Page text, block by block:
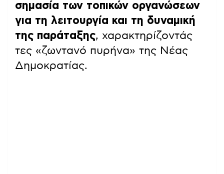
σημασία των τοπικών οργανώσεων
για τη λειτουργία και τη δυναμική
της παράταξης, χαρακτηρίζοντάς
τες «ζωντανό πυρήνα» της Νέας
Δημοκρατίας.